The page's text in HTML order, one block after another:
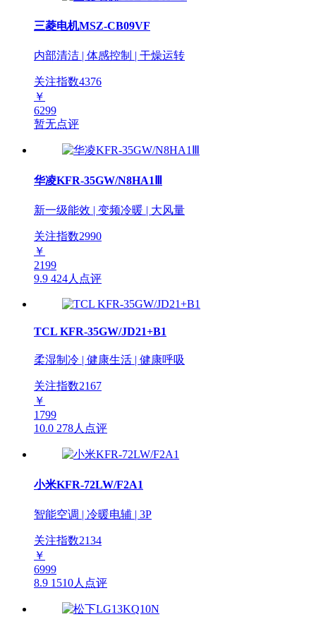
三菱电机MSZ-CB09VF
内部清洁 | 体感控制 | 干燥运转
关注指数4376
￥
6299
暂无点评
华凌KFR-35GW/N8HA1Ⅲ
新一级能效 | 变频冷暖 | 大风量
关注指数2990
￥
2199
9.9 424人点评
TCL KFR-35GW/JD21+B1
柔湿制冷 | 健康生活 | 健康呼吸
关注指数2167
￥
1799
10.0 278人点评
小米KFR-72LW/F2A1
智能空调 | 冷暖电辅 | 3P
关注指数2134
￥
6999
8.9 1510人点评